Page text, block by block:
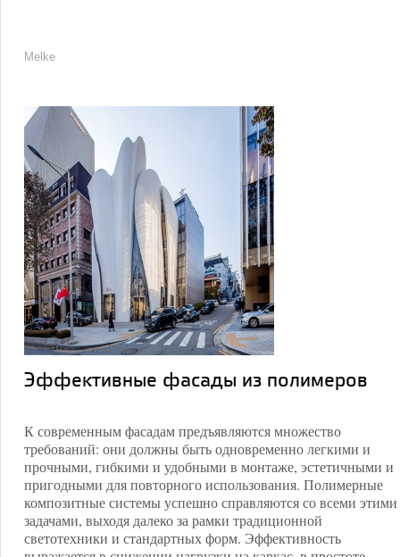
Melke
Эффективные фасады из полимеров
К современным фасадам предъявляются множество
требований: они должны быть одновременно легкими и
прочными, гибкими и удобными в монтаже, эстетичными и
пригодными для повторного использования. Полимерные
композитные системы успешно справляются со всеми этими
задачами, выходя далеко за рамки традиционной
светотехники и стандартных форм. Эффективность